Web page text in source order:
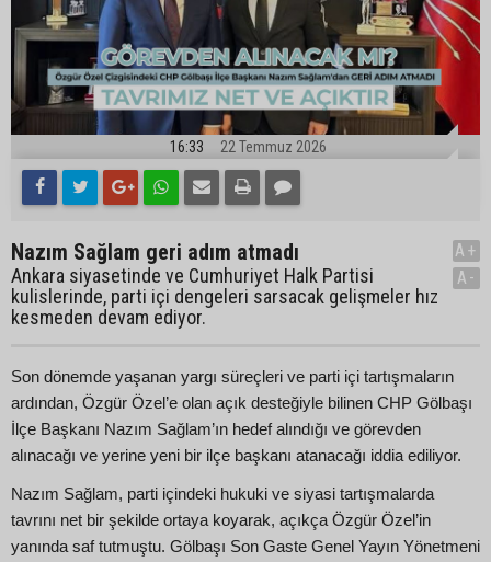
16:33 22 Temmuz 2026
Nazım Sağlam geri adım atmadı
Ankara siyasetinde ve Cumhuriyet Halk Partisi
kulislerinde, parti içi dengeleri sarsacak gelişmeler hız
kesmeden devam ediyor.
A+
A-
Son dönemde yaşanan yargı süreçleri ve parti içi tartışmaların
ardından, Özgür Özel’e olan açık desteğiyle bilinen CHP Gölbaşı
İlçe Başkanı Nazım Sağlam’ın hedef alındığı ve görevden
alınacağı ve yerine yeni bir ilçe başkanı atanacağı iddia ediliyor.
Nazım Sağlam, parti içindeki hukuki ve siyasi tartışmalarda
tavrını net bir şekilde ortaya koyarak, açıkça Özgür Özel’in
yanında saf tutmuştu. Gölbaşı Son Gaste Genel Yayın Yönetmeni